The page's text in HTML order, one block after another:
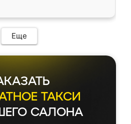
Еще
ТАКСИ
САЛОНА